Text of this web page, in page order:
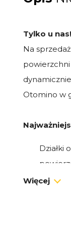
Tylko u nas!
Na
Otomino w
Działki
Więcej